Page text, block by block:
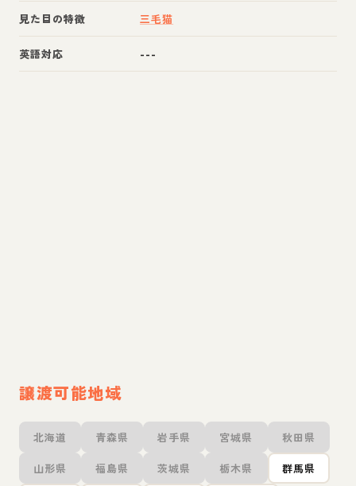
見た目の特徴 三毛猫
英語対応 ---
譲渡可能地域
北海道 青森県 岩手県 宮城県 秋田県
山形県 福島県 茨城県 栃木県 群馬県